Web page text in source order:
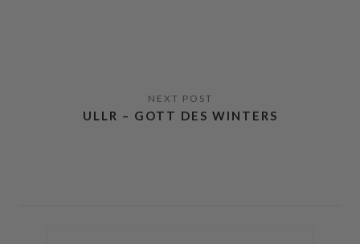
ULLR – GOTT DES WINTERS